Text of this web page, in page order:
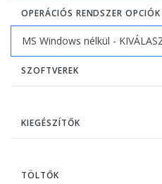
OPERÁCIÓS RENDSZER OPCIÓK
SZOFTVEREK
KIEGÉSZÍTŐK
TÖLTŐK